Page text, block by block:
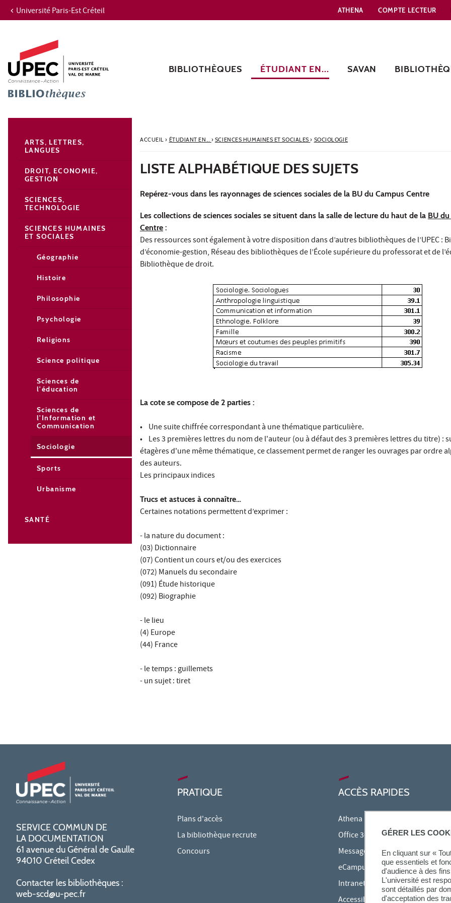
GÉRER LES
En cliquant sur «
que essentiels et
d'audience à des
L'université est
sont détaillés par
d'acceptation des
Aller au contenu
Recherche
Navigation secondaire
Université Paris-Est Créteil ATHENA COMPTE LECTEUR
BIBLIOTHÈQUES ÉTUDIANT EN... SAVAN
ACCUEIL› ÉTUDIANT EN... › SCIENCES HUMAINES ET SOCIALES› SOCIOLOGIE
LISTE ALPHABÉTIQUE DES SUJETS
Repérez-vous dans les rayonnages de sciences sociales de la BU du Campus Centre
Les collections de sciences sociales se situent dans la salle de lecture du haut de la BU
Centre :
Des ressources sont également à votre disposition dans d’autres bibliothèques de l’UPEC :
d’économie-gestion, Réseau des bibliothèques de l’École supérieure du professorat et de
Bibliothèque de droit.
La cote se compose de 2 parties :
• Une suite chiffrée correspondant à une thématique particulière.
• Les 3 premières lettres du nom de l'auteur (ou à défaut des 3 premières lettres du titre) :
étagères d'une même thématique, ce classement permet de ranger les ouvrages par ordre
des auteurs.
Les principaux indices
Trucs et astuces à connaître…
Certaines notations permettent d’exprimer :
- la nature du document :
(03) Dictionnaire
(07) Contient un cours et/ou des exercices
(072) Manuels du secondaire
(091) Étude historique
(092) Biographie
- le lieu
(4) Europe
(44) France
- le temps : guillemets
- un sujet : tiret
ARTS, LETTRES,
LANGUES
DROIT, ECONOMIE,
GESTION
SCIENCES,
TECHNOLOGIE
SCIENCES HUMAINES
ET SOCIALES
Géographie
Histoire
Philosophie
Psychologie
Religions
Science politique
Sciences de
l'éducation
Sciences de
l'Information et
Communication
Sociologie
Sports
Urbanisme
SANTÉ
SERVICE COMMUN DE
LA DOCUMENTATION
61 avenue du Général de Gaulle
94010 Créteil Cedex
Contacter les bibliothèques :
web-scd@u-pec.fr
PRATIQUE
Plans d'accès
La bibliothèque recrute
Concours
ACCÈS RAPIDES
Athena
Office 365
Messagerie étudiante
eCampus
Intranet des personnels
Accessibilité et Handicap